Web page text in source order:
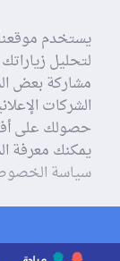
يستخدم
لتحليل
الشركات
حصولك على
يمكنك معرفة
سياسة